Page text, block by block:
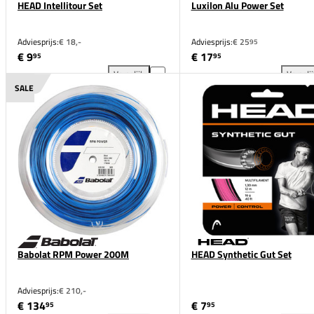
HEAD Intellitour Set
Adviesprijs:€ 18,-
€ 995
Vergelijk
HEAD Intellitour Set toevoegen aan vergelijking
Luxilon Alu Power Set
Adviesprijs:€ 2595
€ 1795
SALE
Babolat RPM Power 200M
Adviesprijs:€ 210,-
€ 13495
HEAD Synthetic Gut Set
€ 795